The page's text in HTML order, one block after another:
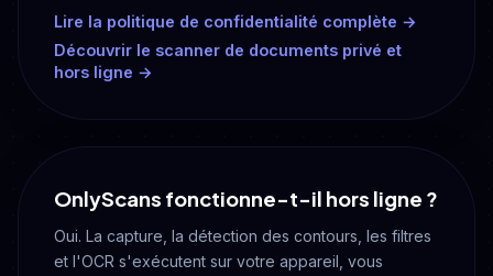
Lire la politique de confidentialité complète →
Découvrir le scanner de documents privé et
hors ligne →
OnlyScans fonctionne-t-il hors ligne ?
Oui. La capture, la détection des contours, les filtres
et l'OCR s'exécutent sur votre appareil, vous